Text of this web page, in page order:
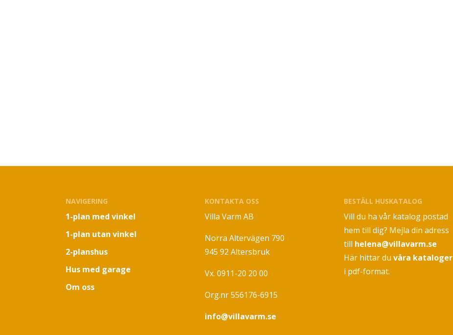
NAVIGERING
1-plan med vinkel
1-plan utan vinkel
2-planshus
Hus med garage
Om oss
KONTAKTA OSS
Villa Varm AB
Norra Altervägen 790
945 92 Altersbruk
Vx. 0911-20 20 00
Org.nr 556176-6915
info@villavarm.se
BESTÄLL HUSKATALOG
Vill du ha vår katalog postad
hem till dig? Mejla din adress
till helena@villavarm.se
Här hittar du våra kataloger
i pdf-format.